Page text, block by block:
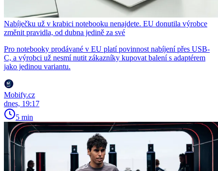
Nabíječku už v krabici notebooku nenajdete. EU donutila výrobce
změnit pravidla, od dubna jedině za své
Pro notebooky prodávané v EU platí povinnost nabíjení přes USB-
C, a výrobci už nesmí nutit zákazníky kupovat balení s adaptérem
jako jedinou variantu.
Mobify.cz
dnes, 19:17
5 min